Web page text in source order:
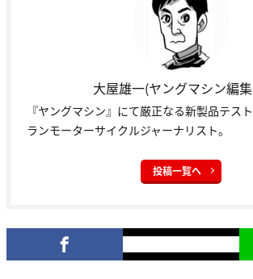
最新の投稿記事(全体)
190馬力の最強SS復活から鈴鹿8耐7位の快挙ま
で! 237万円で手に入る最…
【黄金の骨格】カワサキ Z250 2027年モデルが
「いくらなんでも大げさ過ぎ…」BMWに嘲笑さ
れた“190 E 2.5-16 …